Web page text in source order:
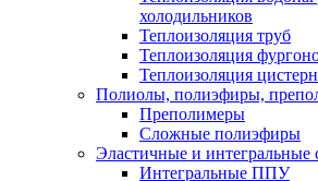
холодильников
Теплоизоляция труб
Теплоизоляция
Теплоизоляция
Полиолы, полиэфиры,
Преполимеры
Сложные полиэфиры
Эластичные и интегральные
Интегральные ППУ